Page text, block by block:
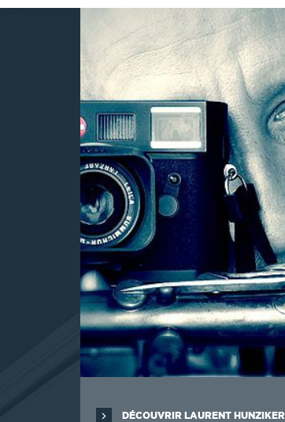
DÉCOUVRIR LAURENT HUNZIKER